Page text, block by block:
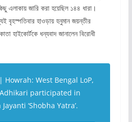
এলাকায় জারি করা হয়েছিল ১৪৪ ধারা।
বৃহস্পতিবার হাওড়ায় হনুমান জয়ন্তীর
হাইকোর্টকে ধন্যবাদ জানালেন বিরোধী
| Howrah: West Bengal LoP,
participated in
‘Shobha Yatra’.